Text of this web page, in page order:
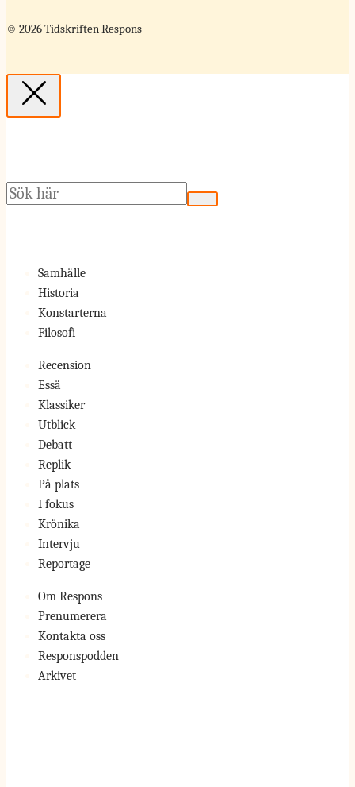
© 2026 Tidskriften Respons
Sök
Samhälle
Historia
Konstarterna
Filosofi
Recension
Essä
Klassiker
Utblick
Debatt
Replik
På plats
I fokus
Krönika
Intervju
Reportage
Om Respons
Prenumerera
Kontakta oss
Responspodden
Arkivet